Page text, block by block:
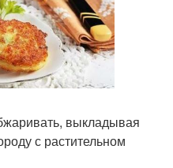
выкладывая
с растительном